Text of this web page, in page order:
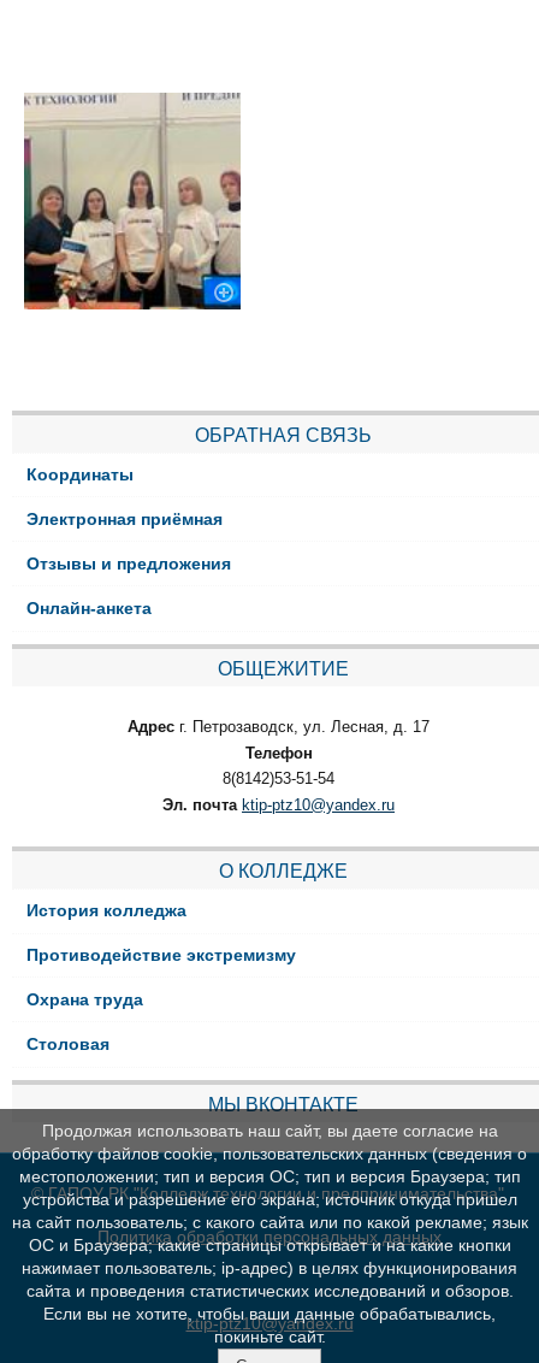
ОБРАТНАЯ СВЯЗЬ
Координаты
Электронная приёмная
Отзывы и предложения
Онлайн-анкета
ОБЩЕЖИТИЕ
Адрес г. Петрозаводск, ул. Лесная, д. 17
Телефон
8(8142)53-51-54
Эл. почта ktip-ptz10@yandex.ru
О КОЛЛЕДЖЕ
История колледжа
Противодействие экстремизму
Охрана труда
Столовая
МЫ ВКОНТАКТЕ
© ГАПОУ РК "Колледж технологии и предпринимательства"
Политика обработки персональных данных
ktip-ptz10@yandex.ru
Продолжая использовать наш сайт, вы даете согласие на
обработку файлов cookie, пользовательских данных (сведения о
местоположении; тип и версия ОС; тип и версия Браузера; тип
устройства и разрешение его экрана; источник откуда пришел
на сайт пользователь; с какого сайта или по какой рекламе; язык
ОС и Браузера; какие страницы открывает и на какие кнопки
нажимает пользователь; ip-адрес) в целях функционирования
сайта и проведения статистических исследований и обзоров.
Если вы не хотите, чтобы ваши данные обрабатывались,
покиньте сайт.